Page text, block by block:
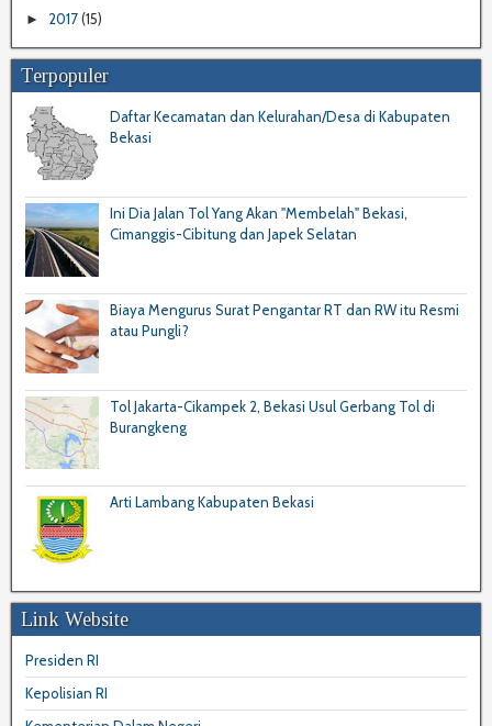
► 2017(15)
Terpopuler
Daftar Kecamatan dan Kelurahan/Desa di Kabupaten
Bekasi
Ini Dia Jalan Tol Yang Akan "Membelah" Bekasi,
Cimanggis-Cibitung dan Japek Selatan
Biaya Mengurus Surat Pengantar RT dan RW itu Resmi
atau Pungli?
Tol Jakarta-Cikampek 2, Bekasi Usul Gerbang Tol di
Burangkeng
Arti Lambang Kabupaten Bekasi
Link Website
Presiden RI
Kepolisian RI